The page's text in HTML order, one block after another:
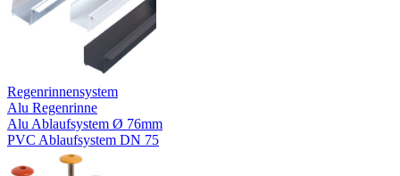
Regenrinnensystem
Alu Regenrinne
Alu Ablaufsystem Ø 76mm
PVC Ablaufsystem DN 75